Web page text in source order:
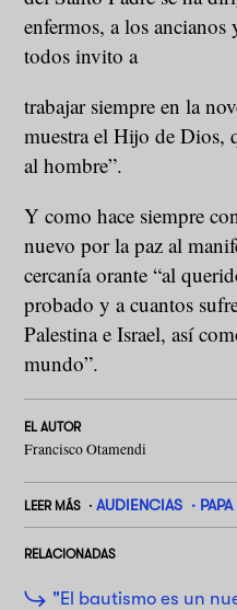
enfermos, a los ancianos
todos invito a
trabajar siempre en la
muestra el Hijo de Dios,
al hombre”.
Y como hace siempre
nuevo por la paz al
cercanía orante “al
probado y a cuantos
Palestina e Israel, así
mundo”.
EL AUTOR
Francisco Otamendi
LEER MÁS AUDIENCIAS
RELACIONADAS
"El bautismo es un